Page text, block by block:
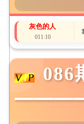
灰色的人
011:10